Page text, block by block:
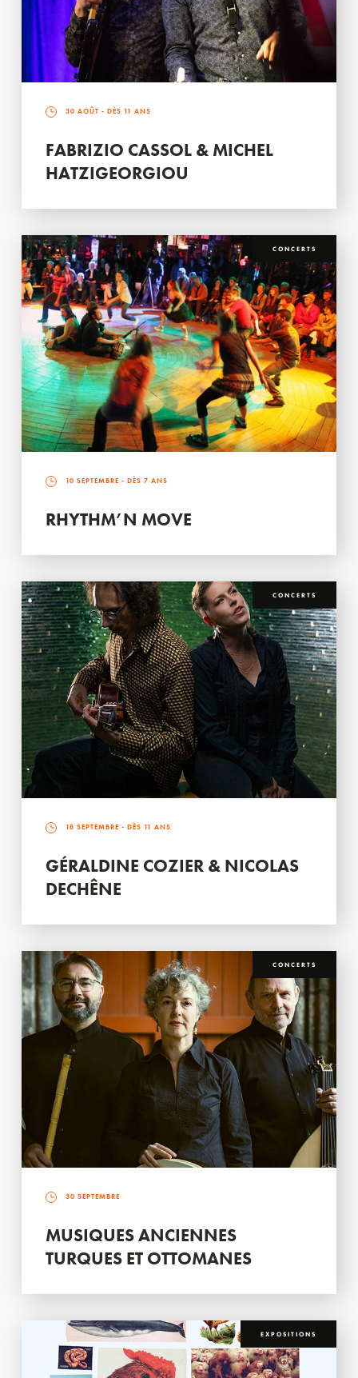
30 AOÛT - DÈS 11 ANS
FABRIZIO CASSOL & MICHEL
HATZIGEORGIOU
CONCERTS
10 SEPTEMBRE - DÈS 7 ANS
RHYTHM’N MOVE
CONCERTS
18 SEPTEMBRE - DÈS 11 ANS
GÉRALDINE COZIER & NICOLAS
DECHÊNE
CONCERTS
30 SEPTEMBRE
MUSIQUES ANCIENNES
TURQUES ET OTTOMANES
EXPOSITIONS